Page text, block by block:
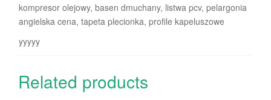
kompresor olejowy, basen dmuchany, listwa pcv, pelargonia
angielska cena, tapeta plecionka, profile kapeluszowe
yyyyy
Related products